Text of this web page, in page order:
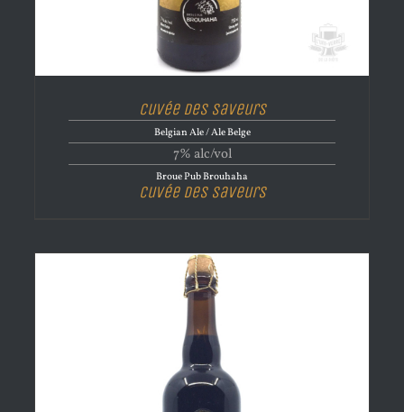
Cuvée des saveurs
Belgian Ale / Ale Belge
7% alc/vol
Broue Pub Brouhaha
Cuvée des saveurs